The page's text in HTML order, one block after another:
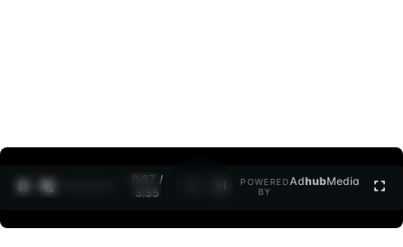
0:27 /
3:35
POWERED
BY
AdhubMedia